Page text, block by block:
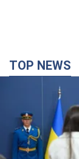
"Ми вдячні,
закликав
Президент
підтримку